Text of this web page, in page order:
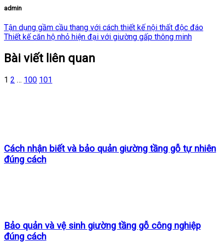
admin
Tận dụng gầm cầu thang với cách thiết kế nội thất độc đáo
Thiết kế căn hộ nhỏ hiện đại với giường gấp thông minh
Bài viết liên quan
1 2 … 100 101
Cách nhận biết và bảo quản giường tầng gỗ tự nhiên
đúng cách
Bảo quản và vệ sinh giường tầng gỗ công nghiệp
đúng cách